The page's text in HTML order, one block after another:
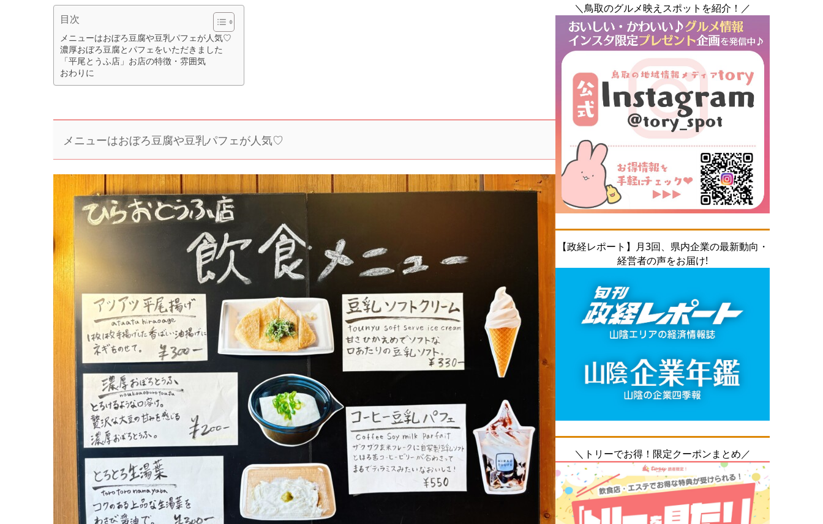
目次
メニューはおぼろ豆腐や豆乳パフェが人気♡
濃厚おぼろ豆腐とパフェをいただきました
「平尾とうふ店」お店の特徴・雰囲気
おわりに
メニューはおぼろ豆腐や豆乳パフェが人気♡
＼鳥取のグルメ映えスポットを紹介！／
【政経レポート】月3回、県内企業の最新動向・
経営者の声をお届け!
＼トリーでお得！限定クーポンまとめ／